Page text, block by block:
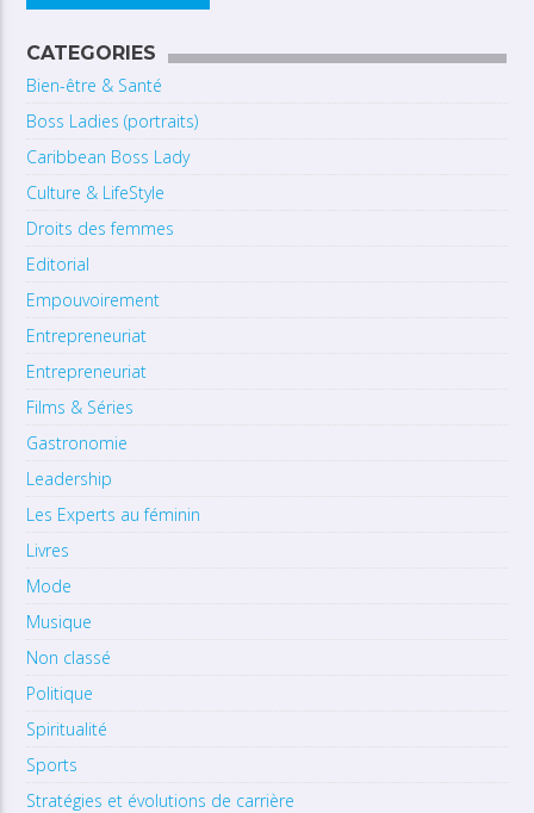
CATEGORIES
Bien-être & Santé
Boss Ladies (portraits)
Caribbean Boss Lady
Culture & LifeStyle
Droits des femmes
Editorial
Empouvoirement
Entrepreneuriat
Entrepreneuriat
Films & Séries
Gastronomie
Leadership
Les Experts au féminin
Livres
Mode
Musique
Non classé
Politique
Spiritualité
Sports
Stratégies et évolutions de carrière